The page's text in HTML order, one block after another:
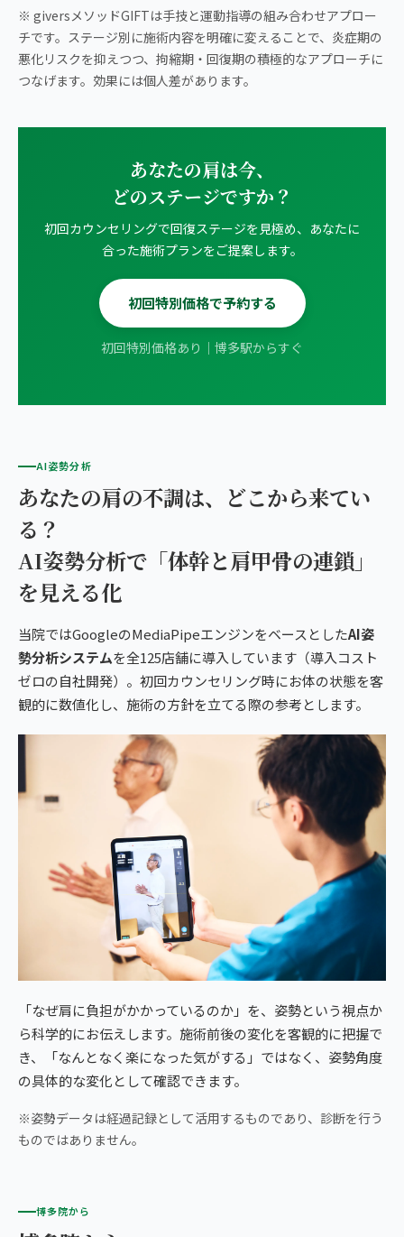
※ giversメソッドGIFTは手技と運動指導の組み合わせアプロー
チです。ステージ別に施術内容を明確に変えることで、炎症期の
悪化リスクを抑えつつ、拘縮期・回復期の積極的なアプローチに
つなげます。効果には個人差があります。
あなたの肩は今、
どのステージですか？
初回カウンセリングで回復ステージを見極め、あなたに
合った施術プランをご提案します。
初回特別価格で予約する
初回特別価格あり｜博多駅からすぐ
AI姿勢分析
あなたの肩の不調は、どこから来てい
る？
AI姿勢分析で「体幹と肩甲骨の連鎖」
を見える化
当院ではGoogleのMediaPipeエンジンをベースとしたAI姿
勢分析システムを全125店舗に導入しています（導入コスト
ゼロの自社開発）。初回カウンセリング時にお体の状態を客
観的に数値化し、施術の方針を立てる際の参考とします。
「なぜ肩に負担がかかっているのか」を、姿勢という視点か
ら科学的にお伝えします。施術前後の変化を客観的に把握で
き、「なんとなく楽になった気がする」ではなく、姿勢角度
の具体的な変化として確認できます。
※姿勢データは経過記録として活用するものであり、診断を行う
ものではありません。
博多院から